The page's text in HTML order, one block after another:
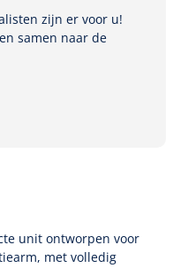
zijn er voor u!
samen naar de
unit ontworpen voor
met volledig